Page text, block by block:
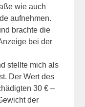
wie auch
aufnehmen.
brachte die
bei der
stellte mich als
Der Wert des
30 € –
der